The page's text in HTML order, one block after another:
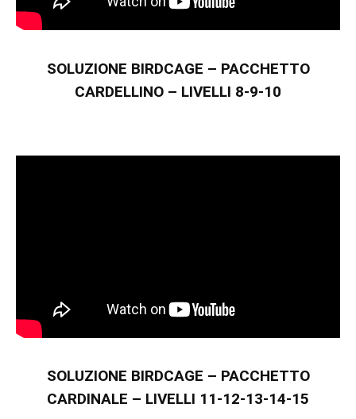
SOLUZIONE BIRDCAGE – PACCHETTO
CARDELLINO – LIVELLI 8-9-10
SOLUZIONE BIRDCAGE – PACCHETTO
CARDINALE – LIVELLI 11-12-13-14-15